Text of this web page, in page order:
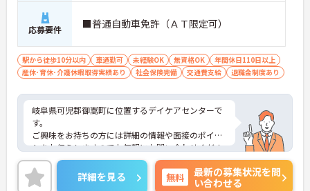
応募要件 ■普通自動車免許（ＡＴ限定可）
駅から徒歩10分以内 車通勤可 未経験OK 無資格OK
年間休日110日以上
産休･育休･介護休暇取得実績あり
社会保険完備 交通費支給 退職金制度あり
岐阜県可児郡御嵩町に位置するデイケアセンターで
す。
ご興味をお持ちの方には詳細の情報や面接のポイン
トをお伝えしますのでお気軽にお問い合わせくださ
いませ。
詳細を見る 無料
最新の募集状況を問
い合わせる